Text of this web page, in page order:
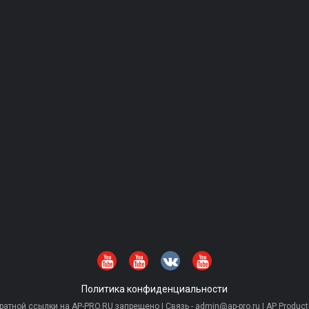
Политика конфиденциальности
ссылки на AP-PRO.RU запрещено | Связь - admin@ap-pro.ru | AP